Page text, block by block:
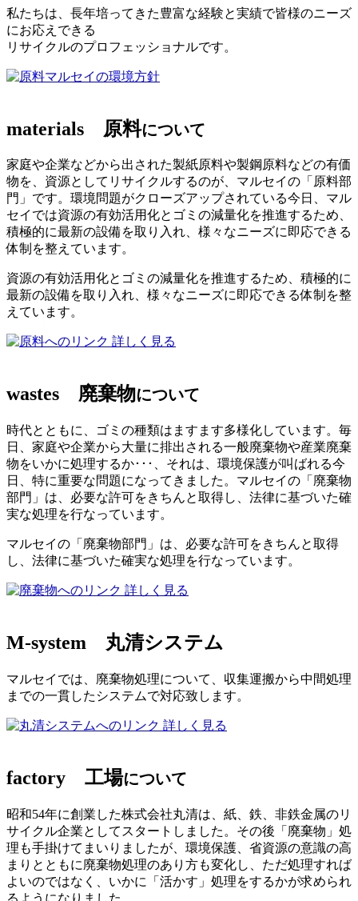
私たちは、長年培ってきた豊富な経験と実績で皆様のニーズ
にお応えできる
リサイクルのプロフェッショナルです。
マルセイの環境方針
materials 原料について
家庭や企業などから出された製紙原料や製鋼原料などの有価
物を、資源としてリサイクルするのが、マルセイの「原料部
門」です。環境問題がクローズアップされている今日、マル
セイでは資源の有効活用化とゴミの減量化を推進するため、
積極的に最新の設備を取り入れ、様々なニーズに即応できる
体制を整えています。
資源の有効活用化とゴミの減量化を推進するため、積極的に
最新の設備を取り入れ、様々なニーズに即応できる体制を整
えています。
詳しく見る
wastes 廃棄物について
時代とともに、ゴミの種類はますます多様化しています。毎
日、家庭や企業から大量に排出される一般廃棄物や産業廃棄
物をいかに処理するか･･･、それは、環境保護が叫ばれる今
日、特に重要な問題になってきました。マルセイの「廃棄物
部門」は、必要な許可をきちんと取得し、法律に基づいた確
実な処理を行なっています。
マルセイの「廃棄物部門」は、必要な許可をきちんと取得
し、法律に基づいた確実な処理を行なっています。
詳しく見る
M-system 丸清システム
マルセイでは、廃棄物処理について、収集運搬から中間処理
までの一貫したシステムで対応致します。
詳しく見る
factory 工場について
昭和54年に創業した株式会社丸清は、紙、鉄、非鉄金属のリ
サイクル企業としてスタートしました。その後「廃棄物」処
理も手掛けてまいりましたが、環境保護、省資源の意識の高
まりとともに廃棄物処理のあり方も変化し、ただ処理すれば
よいのではなく、いかに「活かす」処理をするかが求められ
るようになりました。